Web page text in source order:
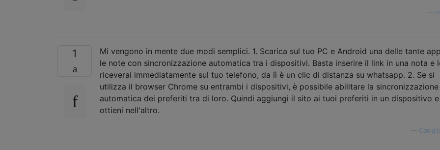
1
Mi vengono in mente due modi semplici. 1. Scarica sul tuo PC e Android una delle tante
le note con sincronizzazione automatica tra i dispositivi. Basta inserire il link in una nota e
riceverai immediatamente sul tuo telefono, da lì è un clic di distanza su whatsapp. 2. Se si
utilizza il browser Chrome su entrambi i dispositivi, è possibile abilitare la sincronizzazione
automatica dei preferiti tra di loro. Quindi aggiungi il sito ai tuoi preferiti in un dispositivo
ottieni nell'altro.